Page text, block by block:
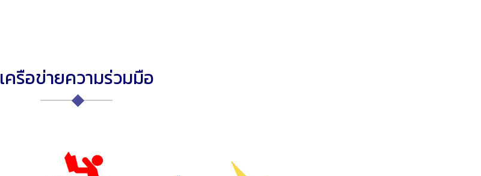
เครือข่ายความร่วมมือ